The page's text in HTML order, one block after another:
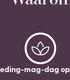
mag-dag